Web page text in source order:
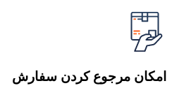
امکان مرجوع کردن سفارش